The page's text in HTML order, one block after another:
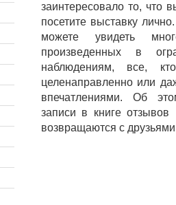
заинтересовало то, что
посетите выставку
можете увидеть
произведенных в
наблюдениям, все,
целенаправленно или
впечатлениями. Об
записи в книге
возвращаются с